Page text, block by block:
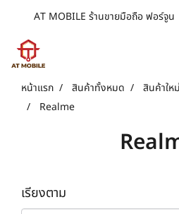
AT MOBILE ร้านขายมือถือ ฟอร์จูน
หน้าแรก สินค้าทั้งหมด สินค้าใหม่
Realme
เรียงตาม